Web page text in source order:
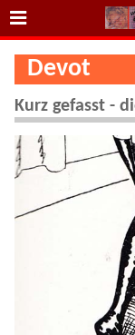
Devot
Kurz gefasst -